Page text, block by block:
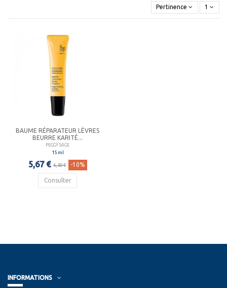
Pertinence 1
BAUME RÉPARATEUR LÈVRES
BEURRE KARITÉ...
PEGGY SAGE
15 ml
5,67 € 6,30 € -10%
Consulter
INFORMATIONS